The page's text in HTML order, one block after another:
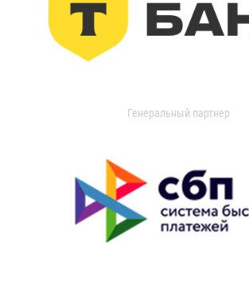
Генеральный партнер